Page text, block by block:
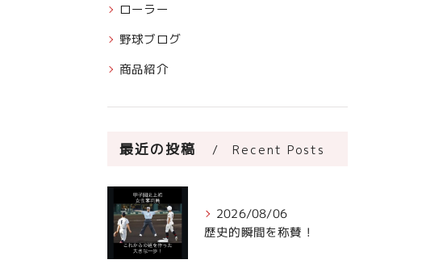
ローラー
野球ブログ
商品紹介
最近の投稿 Recent Posts
2026/08/06
歴史的瞬間を称賛！